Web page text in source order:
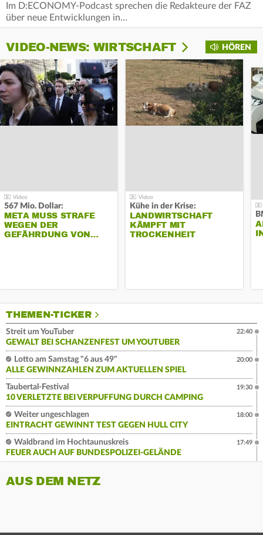
Im D:ECONOMY-Podcast sprechen die Redakteure der FAZ
über neue Entwicklungen in…
HÖREN
VIDEO-NEWS: WIRTSCHAFT
567 Mio. Dollar:
META MUSS STRAFE
WEGEN DER
GEFÄHRDUNG VON…
Kühe in der Krise:
LANDWIRTSCHAFT
KÄMPFT MIT
TROCKENHEIT
THEMEN-TICKER
Streit um YouTuber
GEWALT BEI SCHANZENFEST UM YOUTUBER
22:40
Lotto am Samstag "6 aus 49"
ALLE GEWINNZAHLEN ZUM AKTUELLEN SPIEL
20:00
Taubertal-Festival
10 VERLETZTE BEI VERPUFFUNG DURCH CAMPING
19:30
Weiter ungeschlagen
EINTRACHT GEWINNT TEST GEGEN HULL CITY
18:00
Waldbrand im Hochtaunuskreis
FEUER AUCH AUF BUNDESPOLIZEI-GELÄNDE
17:49
AUS DEM NETZ